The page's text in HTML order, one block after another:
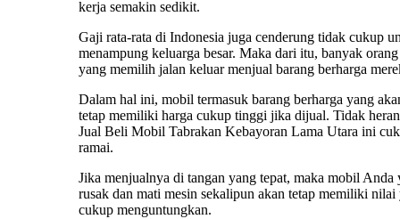
kerja semakin sedikit.
Gaji rata-rata di Indonesia juga cenderung tidak cukup
menampung keluarga besar. Maka dari itu, banyak orang
yang memilih jalan keluar menjual barang berharga
Dalam hal ini, mobil termasuk barang berharga yang
tetap memiliki harga cukup tinggi jika dijual. Tidak
Jual Beli Mobil Tabrakan Kebayoran Lama Utara ini
ramai.
Jika menjualnya di tangan yang tepat, maka mobil Anda
rusak dan mati mesin sekalipun akan tetap memiliki nilai
cukup menguntungkan.